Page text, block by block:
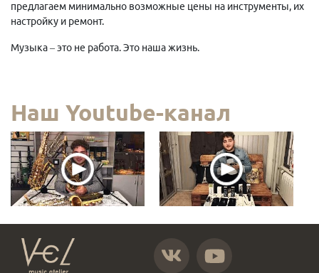
предлагаем минимально возможные цены на инструменты, их
настройку и ремонт.
Музыка – это не работа. Это наша жизнь.
Наш Youtube-канал